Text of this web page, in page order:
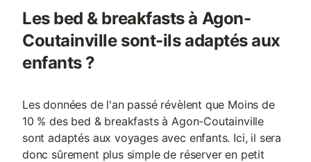
Les bed & breakfasts à Agon-
Coutainville sont-ils adaptés aux
enfants ?
Les données de l'an passé révèlent que Moins de
10 % des bed & breakfasts à Agon-Coutainville
sont adaptés aux voyages avec enfants. Ici, il sera
donc sûrement plus simple de réserver en petit